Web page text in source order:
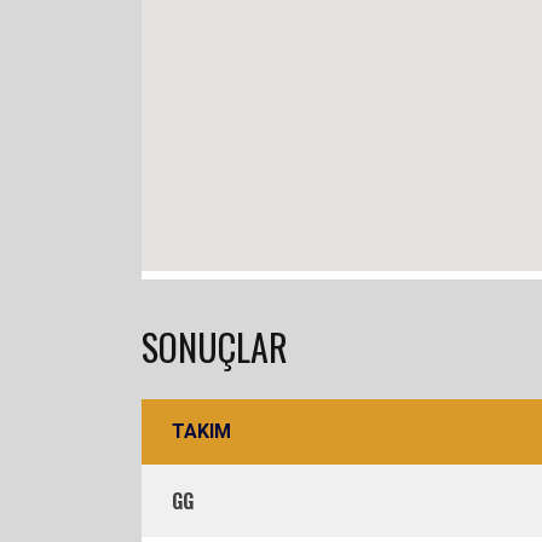
SONUÇLAR
TAKIM
GG